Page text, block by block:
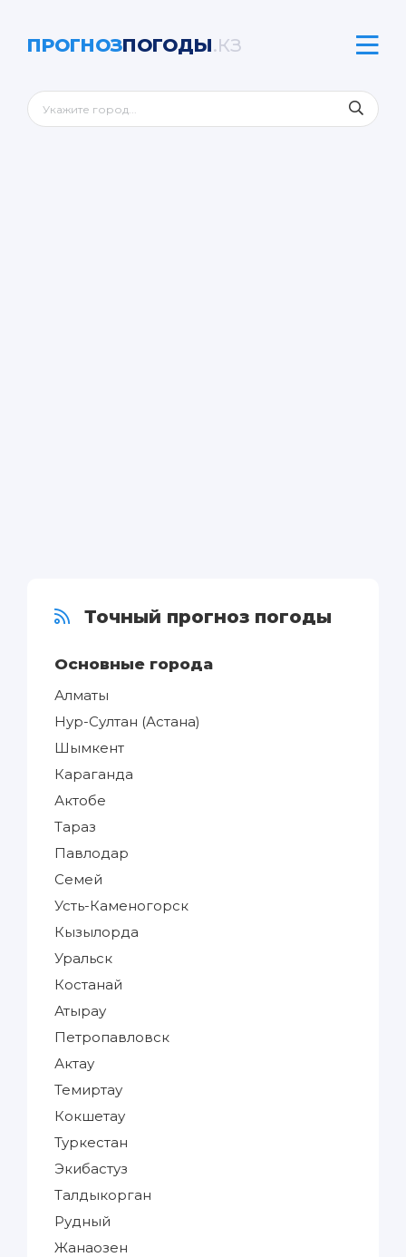
ПРОГНОЗПОГОДЫ.КЗ
Точный прогноз погоды
Основные города
Алматы
Нур-Султан (Астана)
Шымкент
Караганда
Актобе
Тараз
Павлодар
Семей
Усть-Каменогорск
Кызылорда
Уральск
Костанай
Атырау
Петропавловск
Актау
Темиртау
Кокшетау
Туркестан
Экибастуз
Талдыкорган
Рудный
Жанаозен